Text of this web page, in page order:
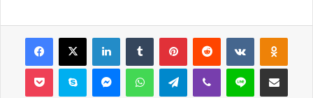
Facebook
X LinkedInTumblr PinterestReddit VKontakte
Pocket Skype MessengerWhatsAppTelegramViber Line E-Posta ile